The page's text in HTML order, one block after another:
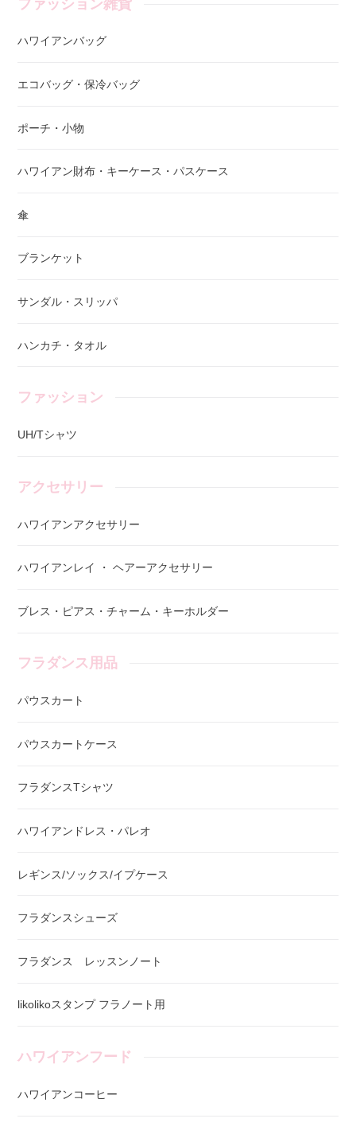
ファッション雑貨
ハワイアンバッグ
エコバッグ・保冷バッグ
ポーチ・小物
ハワイアン財布・キーケース・パスケース
傘
ブランケット
サンダル・スリッパ
ハンカチ・タオル
ファッション
UH/Tシャツ
アクセサリー
ハワイアンアクセサリー
ハワイアンレイ ・ ヘアーアクセサリー
ブレス・ピアス・チャーム・キーホルダー
フラダンス用品
パウスカート
パウスカートケース
フラダンスTシャツ
ハワイアンドレス・パレオ
レギンス/ソックス/イプケース
フラダンスシューズ
フラダンス レッスンノート
likolikoスタンプ フラノート用
ハワイアンフード
ハワイアンコーヒー